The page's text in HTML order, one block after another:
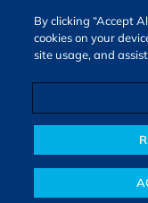
Notícias Colunistas
By clicking “Accept
cookies on your
site usage, and